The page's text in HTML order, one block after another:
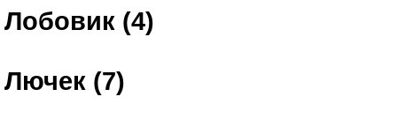
Лобовик (4)
Лючек (7)